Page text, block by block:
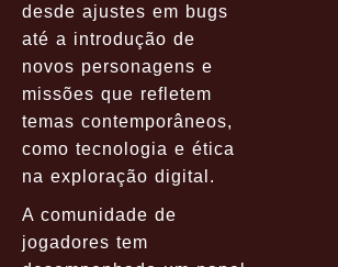
desde ajustes em bugs
até a introdução de
novos personagens e
missões que refletem
temas contemporâneos,
como tecnologia e ética
na exploração digital.
A comunidade de
jogadores tem